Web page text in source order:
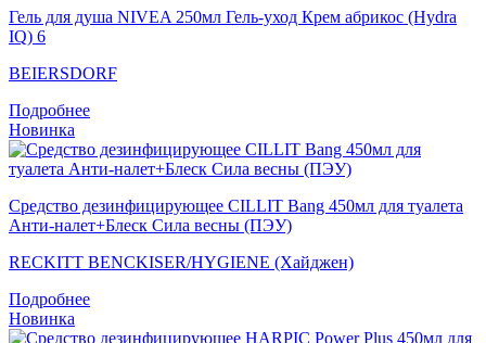
Гель для душа NIVEA 250мл Гель-уход Крем абрикос (Hydra
IQ) 6
BEIERSDORF
Подробнее
Новинка
Средство дезинфицирующее CILLIT Bang 450мл для туалета
Анти-налет+Блеск Сила весны (ПЭУ)
RECKITT BENCKISER/HYGIENE (Хайджен)
Подробнее
Новинка